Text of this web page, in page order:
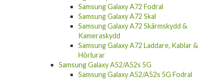
Samsung Galaxy A72 Fodral
Samsung Galaxy A72 Skal
Samsung Galaxy A72 Skärmskydd &
Kameraskydd
Samsung Galaxy A72 Laddare, Kablar &
Hörlurar
Samsung Galaxy A52/A52s 5G
Samsung Galaxy A52/A52s 5G Fodral